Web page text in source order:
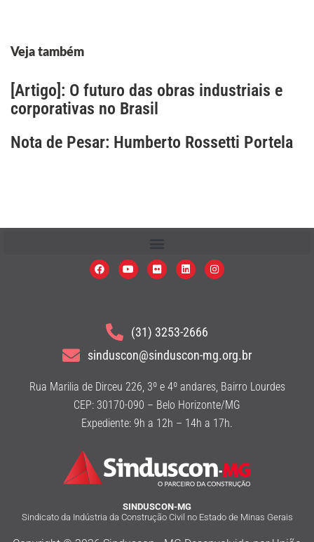
Veja também
[Artigo]: O futuro das obras industriais e
corporativas no Brasil
Nota de Pesar: Humberto Rossetti Portela
(31) 3253-2666
sinduscon@sinduscon-mg.org.br
Rua Marilia de Dirceu 226, 3º e 4º andares, Bairro Lourdes
CEP: 30170-090 – Belo Horizonte/MG
Expediente: 9h a 12h – 14h a 17h.
SINDUSCON-MG
Sindicato da Indústria da Construção Civil no Estado de Minas Gerais